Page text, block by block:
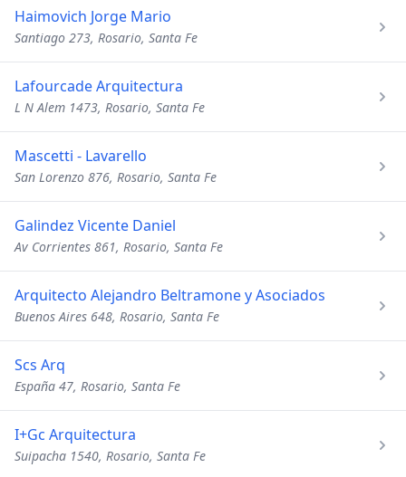
Haimovich Jorge Mario
Santiago 273, Rosario, Santa Fe
Lafourcade Arquitectura
L N Alem 1473, Rosario, Santa Fe
Mascetti - Lavarello
San Lorenzo 876, Rosario, Santa Fe
Galindez Vicente Daniel
Av Corrientes 861, Rosario, Santa Fe
Arquitecto Alejandro Beltramone y Asociados
Buenos Aires 648, Rosario, Santa Fe
Scs Arq
España 47, Rosario, Santa Fe
I+Gc Arquitectura
Suipacha 1540, Rosario, Santa Fe